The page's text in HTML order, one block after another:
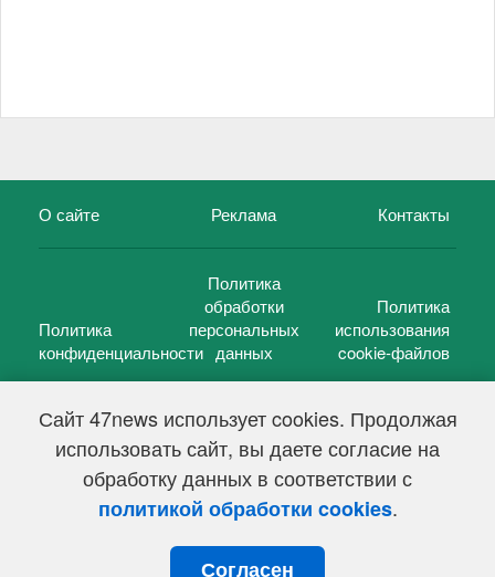
Сайт 47news использует cookies. Продолжая
использовать сайт, вы даете согласие на
обработку данных в соответствии с
политикой обработки cookies.
Согласен
О сайте Реклама Контакты
Политика
конфиденциальности
Политика
обработки
персональных
данных
Политика
использования
cookie-файлов
47 новостей (47 news)2005 — 2026 г.
Свидетельство о регистрации СМИ Эл № ФС 77-39848, выдано
Федеральной службой по надзору в сфере связи,
информационных технологий и массовых коммуникаций